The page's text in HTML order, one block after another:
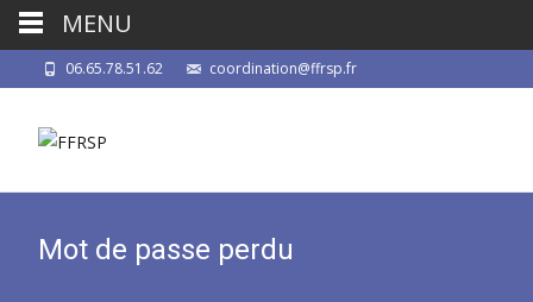
06.65.78.51.62 coordination@ffrsp.fr
Mot de passe perdu
MENU